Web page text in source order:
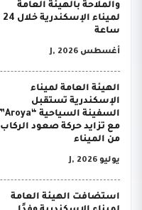
والملاحة بالهيئة العامة
لميناء الإسكندرية خلال 24
ساعة
أغسطس J, 2026
الهيئة العامة لميناء
الإسكندرية تستقبل
السفينة السياحية “Aroya”
مع تزايد حركة صعود الركاب
من الميناء
يوليو J, 2026
استضافت الهيئة العامة